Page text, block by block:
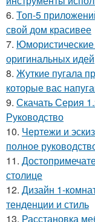
6. Топ-5
свой дом красивее
7.
оригинальных идей
8. Жуткие пугала
которые вас
9. Скачать Серия
Руководство
10. Чертежи и
полное
11.
столице
12. Дизайн 1-
тенденции и стиль
13. Расстановка